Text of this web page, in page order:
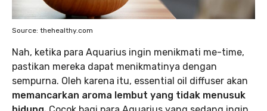
Source: thehealthy.com
Nah, ketika para Aquarius ingin menikmati me-time,
pastikan mereka dapat menikmatinya dengan
sempurna. Oleh karena itu, essential oil diffuser akan
memancarkan aroma lembut yang tidak menusuk